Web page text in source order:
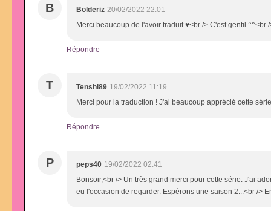
B Bolderiz 20/02/2022 22:01
Merci beaucoup de l'avoir traduit ♥<br /> C'est gentil ^^<br
Répondre
T Tenshi89 19/02/2022 11:19
Merci pour la traduction ! J'ai beaucoup apprécié cette
Répondre
P peps40 19/02/2022 02:41
Bonsoir,<br /> Un très grand merci pour cette série. J'ai
eu l'occasion de regarder. Espérons une saison 2...<br />